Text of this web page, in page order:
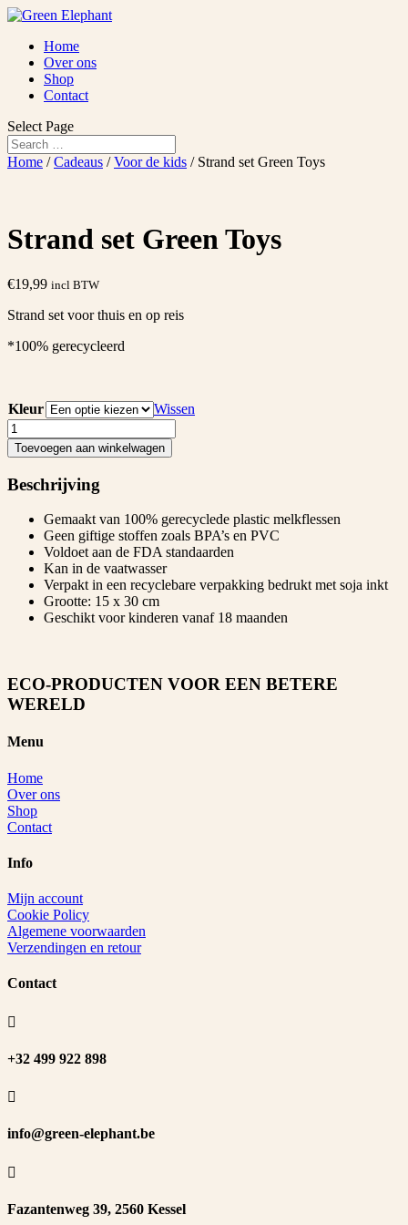
Home
Over ons
Shop
Contact
Select Page
Home /Cadeaus /Voor de kids / Strand set Green Toys
Strand set Green Toys
€19,99 incl BTW
Strand set voor thuis en op reis
*100% gerecycleerd
Kleur
Wissen
Strand
set
Green
Toys
aantal
Toevoegen aan winkelwagen
Beschrijving
Gemaakt van 100% gerecyclede plastic melkflessen
Geen giftige stoffen zoals BPA’s en PVC
Voldoet aan de FDA standaarden
Kan in de vaatwasser
Verpakt in een recyclebare verpakking bedrukt met soja inkt
Grootte: 15 x 30 cm
Geschikt voor kinderen vanaf 18 maanden
ECO-PRODUCTEN VOOR EEN BETERE
WERELD
Menu
Home
Over ons
Shop
Contact
Info
Mijn account
Cookie Policy
Algemene voorwaarden
Verzendingen en retour
Contact

+32 499 922 898

info@green-elephant.be

Fazantenweg 39, 2560 Kessel